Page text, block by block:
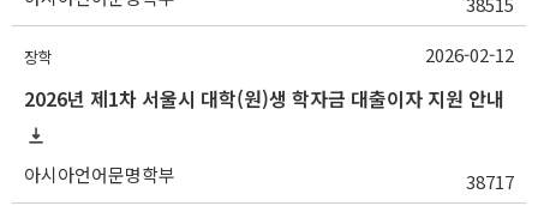
장학
2026년 제1차 서울시 대학(원)생 학자금 대출이자 지원 안내
아시아언어문명학부 38717
2026-02-12